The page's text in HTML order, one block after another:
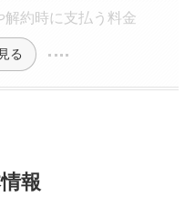
解約時に支払う料金
る
報